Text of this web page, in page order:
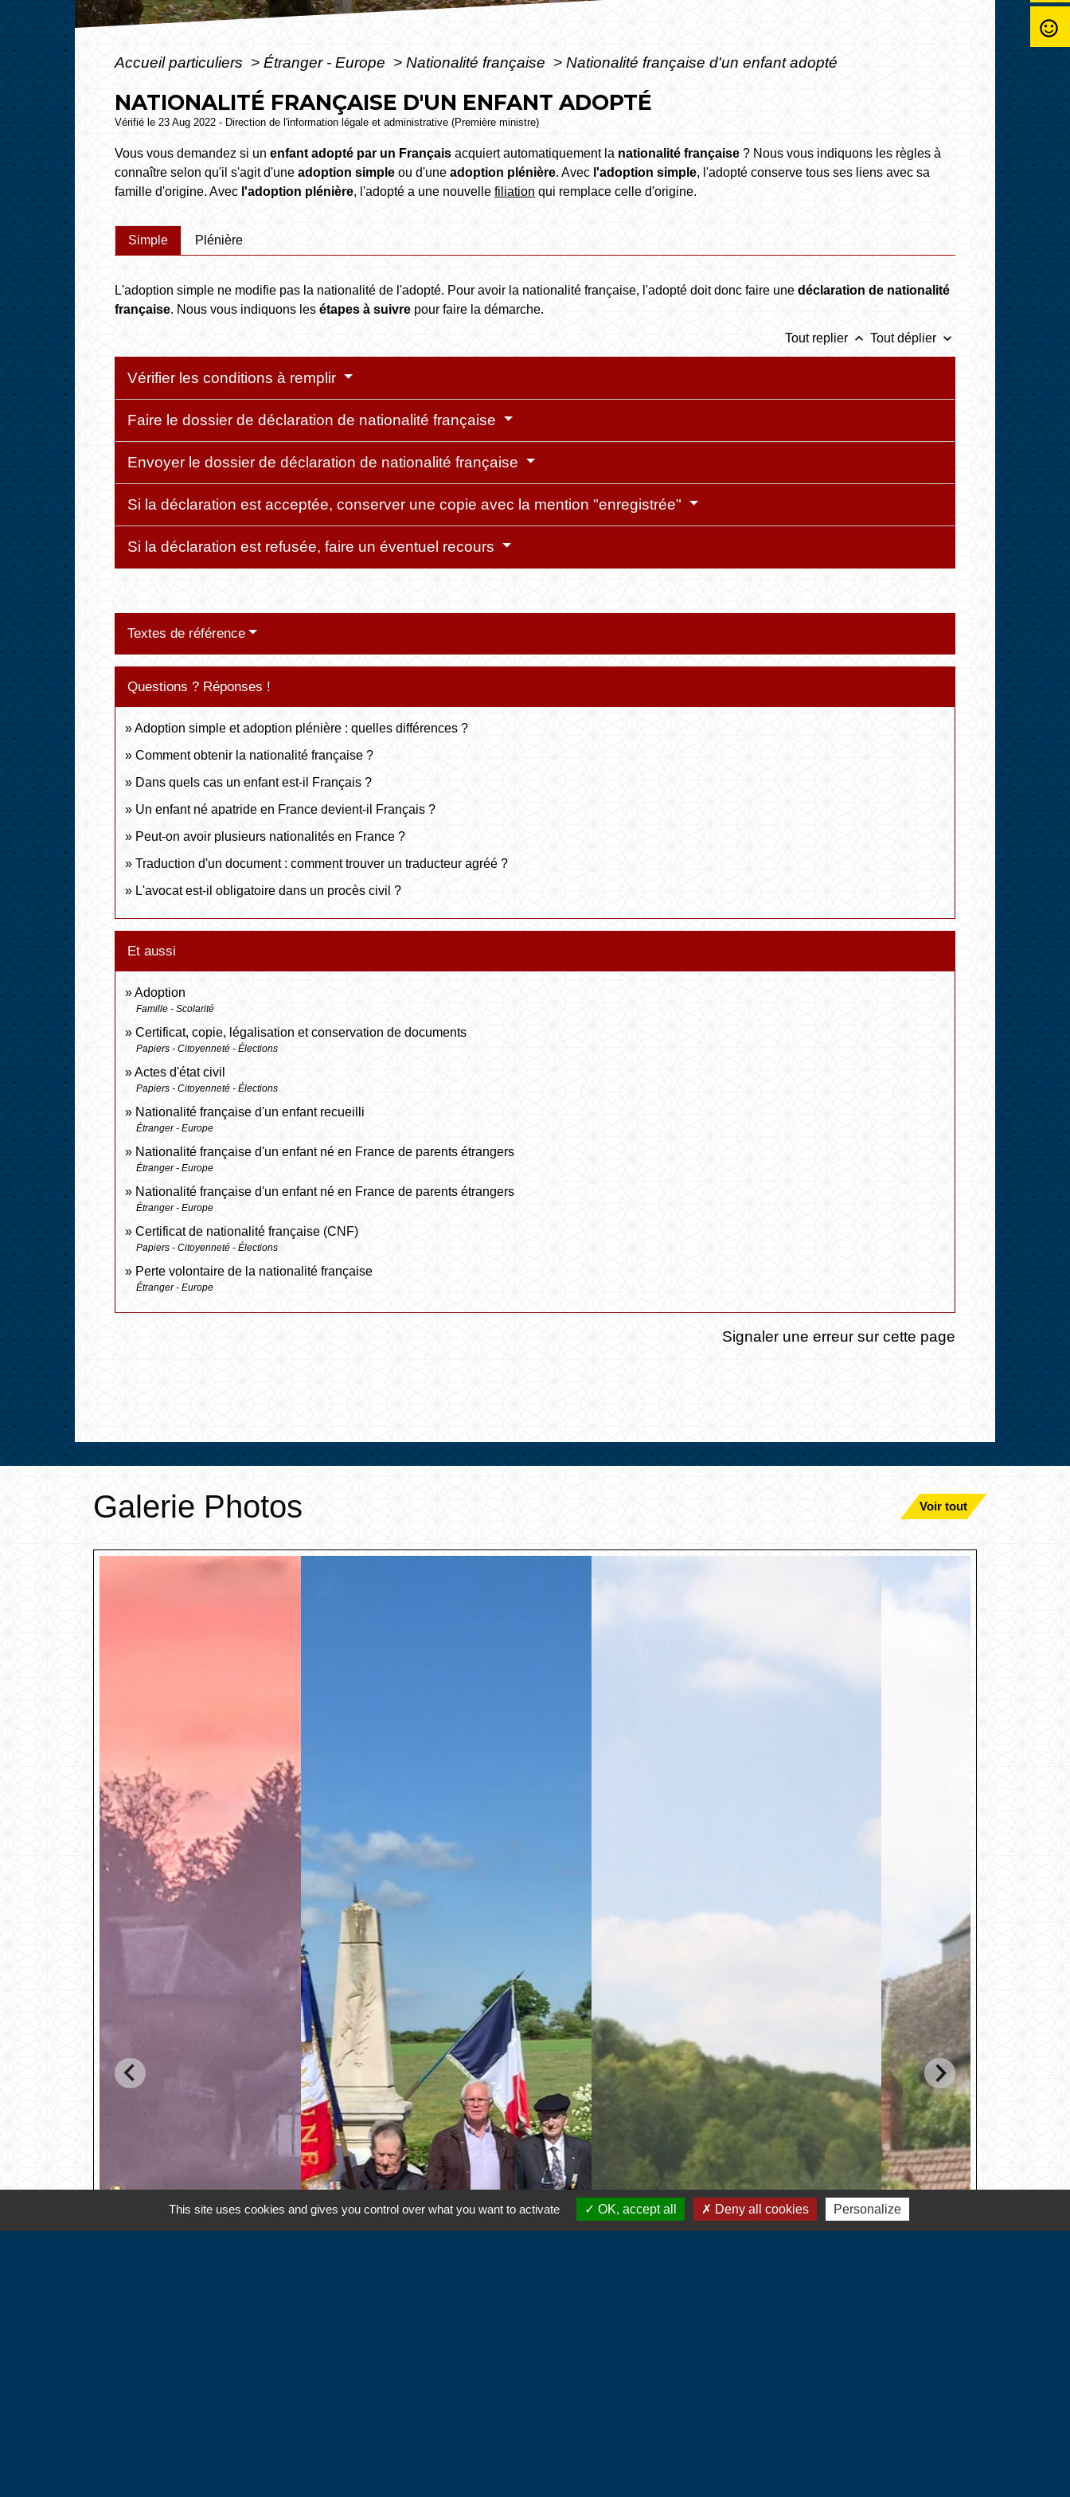
Accueil particuliers > Étranger - Europe > Nationalité française > Nationalité française d'un enfant adopté
NATIONALITÉ FRANÇAISE D'UN ENFANT ADOPTÉ
Vérifié le 23 Aug 2022 - Direction de l'information légale et administrative (Première ministre)
Vous vous demandez si unenfant adopté par un Français acquiert automatiquement la nationalité française ? Nous vous indiquons les règles à
connaître selon qu'il s'agit d'uneadoption simple ou d'uneadoption plénière. Avec l'adoption simple, l'adopté conserve tous ses liens avec sa
famille d'origine. Avec l'adoption plénière, l'adopté a une nouvellefiliation qui remplace celle d'origine.
Simple Plénière
L'adoption simple ne modifie pas la nationalité de l'adopté. Pour avoir la nationalité française, l'adopté doit donc faire unedéclaration de nationalité
française. Nous vous indiquons lesétapes à suivre pour faire la démarche.
Tout replier keyboard_arrow_up Tout déplier keyboard_arrow_down
Vérifier les conditions à remplir
Faire le dossier de déclaration de nationalité française
Envoyer le dossier de déclaration de nationalité française
Si la déclaration est acceptée, conserver une copie avec la mention "enregistrée"
Si la déclaration est refusée, faire un éventuel recours
Textes de référence
Questions ? Réponses !
Adoption simple et adoption plénière : quelles différences ?
Comment obtenir la nationalité française ?
Dans quels cas un enfant est-il Français ?
Un enfant né apatride en France devient-il Français ?
Peut-on avoir plusieurs nationalités en France ?
Traduction d'un document : comment trouver un traducteur agréé ?
L'avocat est-il obligatoire dans un procès civil ?
Et aussi
Adoption
Famille - Scolarité
Certificat, copie, légalisation et conservation de documents
Papiers - Citoyenneté - Élections
Actes d'état civil
Papiers - Citoyenneté - Élections
Nationalité française d'un enfant recueilli
Étranger - Europe
Nationalité française d'un enfant né en France de parents étrangers
Étranger - Europe
Nationalité française d'un enfant né en France de parents étrangers
Étranger - Europe
Certificat de nationalité française (CNF)
Papiers - Citoyenneté - Élections
Perte volontaire de la nationalité française
Étranger - Europe
Signaler une erreur sur cette page
Galerie Photos Voir tout
sentiment_satisfied_alt
This site uses cookies and gives you control over what you want to activate OK, accept all Deny all cookies Personalize